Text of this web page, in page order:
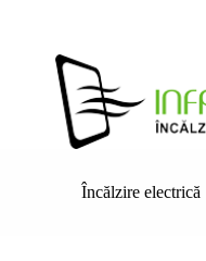
Încălzire electrică